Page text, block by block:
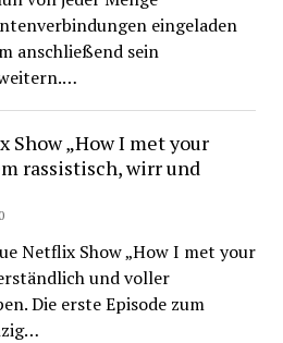
eingeladen
anschließend sein
Show „How I met your
rassistisch, wirr und
Netflix Show „How I met your
und voller
Die erste Episode zum